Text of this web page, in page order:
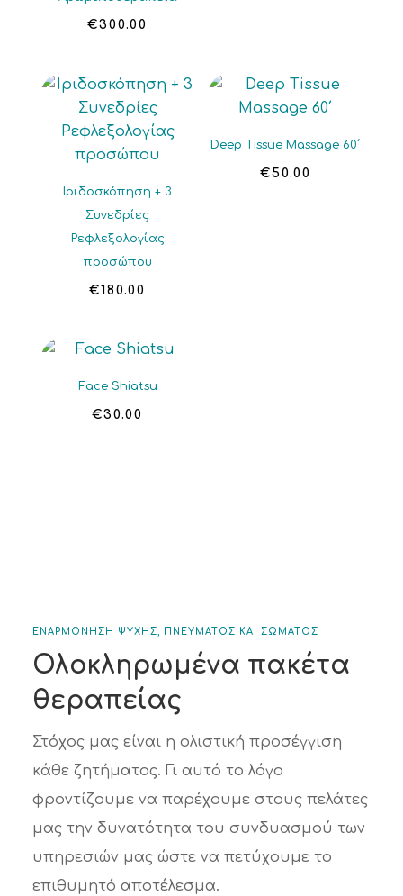
€300.00
Ιριδοσκόπηση + 3
Συνεδρίες
Ρεφλεξολογίας
προσώπου
€180.00
Deep Tissue Massage 60΄
€50.00
Face Shiatsu
€30.00
ΕΝΑΡΜΟΝΗΣΗ ΨΥΧΗΣ, ΠΝΕΥΜΑΤΟΣ ΚΑΙ ΣΩΜΑΤΟΣ
Ολοκληρωμένα πακέτα
θεραπείας
Στόχος μας είναι η ολιστική προσέγγιση
κάθε ζητήματος. Γι αυτό το λόγο
φροντίζουμε να παρέχουμε στους πελάτες
μας την δυνατότητα του συνδυασμού των
υπηρεσιών μας ώστε να πετύχουμε το
επιθυμητό αποτέλεσμα.